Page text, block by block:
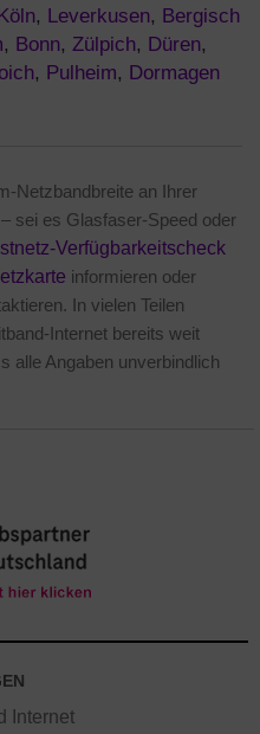
, Leverkusen, Bergisch
, Bonn, Zülpich, Düren,
, Pulheim, Dormagen
Netzbandbreite an Ihrer
sei es Glasfaser-Speed oder
Verfügbarkeitscheck
informieren oder
In vielen Teilen
Internet bereits weit
alle Angaben unverbindlich
Internet